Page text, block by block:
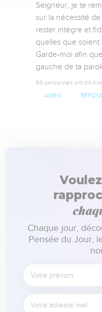
Seigneur, je te
sur la nécessité
rester intègre et
quelles que soient
Garde-moi afin
gauche de ta
56 personnes ont dit
AMEN
Chaque jour,
Pensée du Jour,